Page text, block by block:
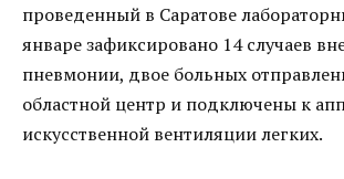
проведенный в Саратове
январе зафиксировано 14 случаев
пневмонии, двое больных
областной центр и подключены к
искусственной вентиляции легких.